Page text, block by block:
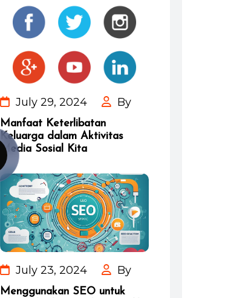
July 29, 2024 By
Manfaat Keterlibatan
Keluarga dalam Aktivitas
Media Sosial Kita
July 23, 2024 By
Menggunakan SEO untuk